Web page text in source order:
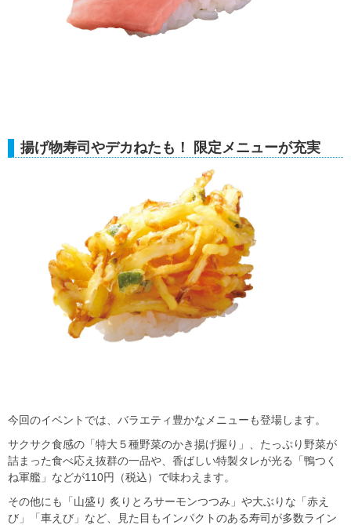
揚げ物寿司やデカねたも！ 限定メニューが充実
今回のイベントでは、バラエティ豊かなメニューも登場します。
サクサク食感の「特大５種野菜のかき揚げ握り」、たっぷり野菜が
詰まった食べ応え抜群の一品や、香ばしい特製タレが光る「鴨つく
ね軍艦」などが110円（税込）で味わえます。
その他にも「山盛り 炙りとろサーモンつつみ」や大ぶりな「赤え
び」「車えび」など、見た目もインパクトのある寿司が多数ライン